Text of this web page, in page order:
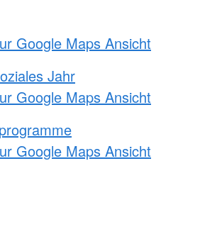
Google Maps Ansicht
Jahr
Google Maps Ansicht
Google Maps Ansicht